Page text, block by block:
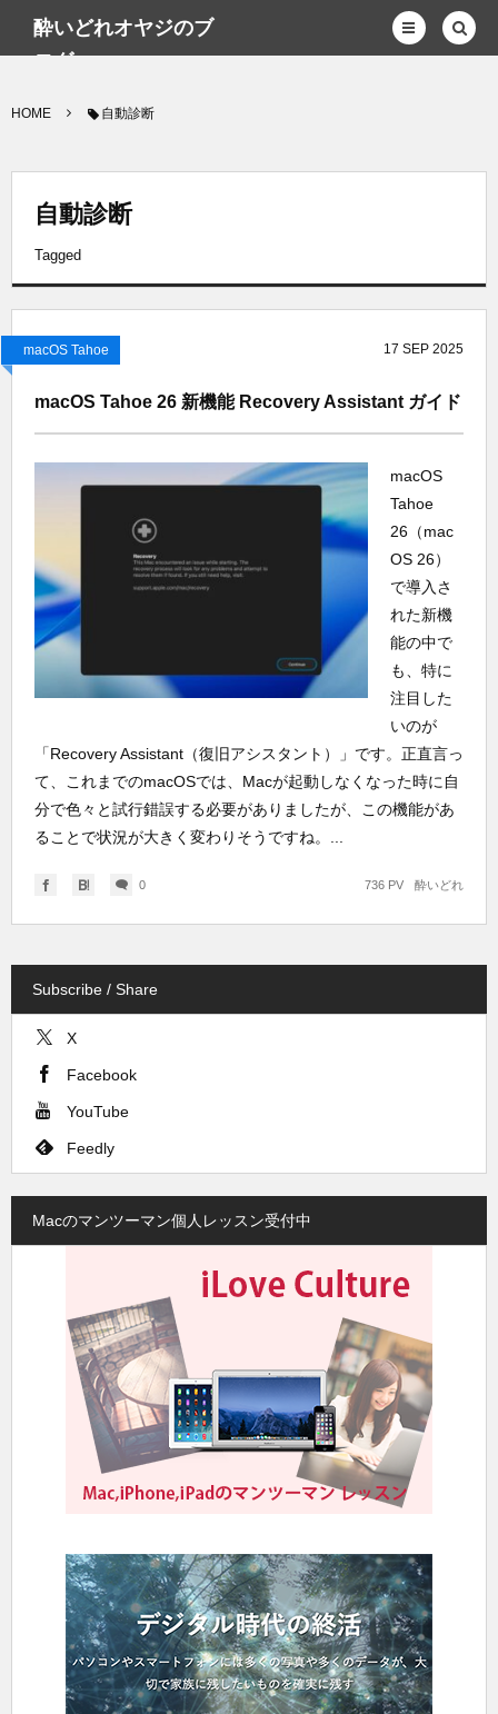
酔いどれオヤジのブ
ログwp
HOME 自動診断
自動診断
Tagged
macOS Tahoe 17 SEP 2025
macOS Tahoe 26 新機能 Recovery Assistant ガイド
macOS
Tahoe
26（mac
OS 26）
で導入さ
れた新機
能の中で
も、特に
注目した
いのが
「Recovery Assistant（復旧アシスタント）」です。正直言っ
て、これまでのmacOSでは、Macが起動しなくなった時に自
分で色々と試行錯誤する必要がありましたが、この機能があ
ることで状況が大きく変わりそうですね。...
0 酔いどれ
736 PV
Subscribe / Share
X
Facebook
YouTube
Feedly
Macのマンツーマン個人レッスン受付中